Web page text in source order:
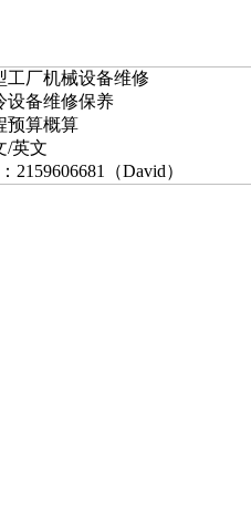
工厂机械设备维修
设备维修保养
预算概算
/英文
2159606681（David）